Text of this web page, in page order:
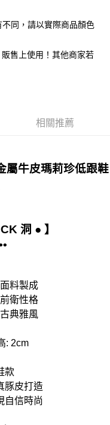
同，請以實際商品顏色
售上使用！其他商家若
相關推薦
屬牛皮瑪莉珍低跟鞋
洞 ● 】
料製成
衛性格
典雅風
: 2cm
款
豚皮打造
自信時尚